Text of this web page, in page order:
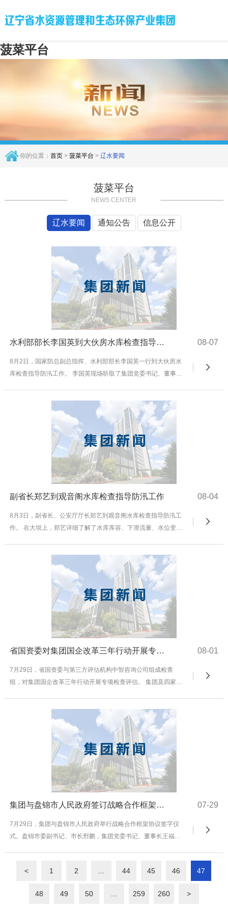
菠菜平台
你的位置： 首页> 菠菜平台 > 辽水要闻
菠菜平台
NEWS CENTER
辽水要闻 通知公告 信息公开
水利部部长李国英到大伙房水库检查指导防汛工作 08-07
8月2日，国家防总副总指挥、水利部部长李国英一行到大伙房水
库检查指导防汛工作。 李国英现场听取了集团党委书记、董事长
副省长郑艺到观音阁水库检查指导防汛工作 08-04
8月3日，副省长、公安厅厅长郑艺到观音阁水库检查指导防汛工
作。 在大坝上，郑艺详细了解了水库库容、下泄流量、水位变化
省国资委对集团国企改革三年行动开展专项检查评估 08-01
7月29日，省国资委与第三方评估机构中智咨询公司组成检查
组，对集团国企改革三年行动开展专项检查评估。 集团及四家所
集团与盘锦市人民政府签订战略合作框架协议 07-29
7月29日，集团与盘锦市人民政府举行战略合作框架协议签字仪
式。盘锦市委副书记、市长邢鹏，集团党委书记、董事长王福林
< 1 2 44 45 46 47
48 49 50 259 260 >